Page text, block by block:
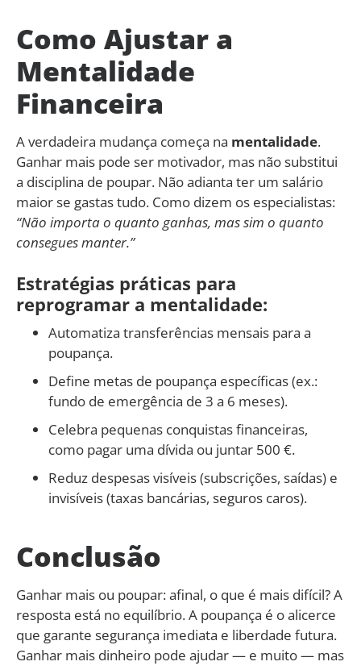
Como Ajustar a
Mentalidade
Financeira
A verdadeira mudança começa na mentalidade.
Ganhar mais pode ser motivador, mas não substitui
a disciplina de poupar. Não adianta ter um salário
maior se gastas tudo. Como dizem os especialistas:
“Não importa o quanto ganhas, mas sim o quanto
consegues manter.”
Estratégias práticas para
reprogramar a mentalidade:
Automatiza transferências mensais para a
poupança.
Define metas de poupança específicas (ex.:
fundo de emergência de 3 a 6 meses).
Celebra pequenas conquistas financeiras,
como pagar uma dívida ou juntar 500 €.
Reduz despesas visíveis (subscrições, saídas) e
invisíveis (taxas bancárias, seguros caros).
Conclusão
Ganhar mais ou poupar: afinal, o que é mais difícil? A
resposta está no equilíbrio. A poupança é o alicerce
que garante segurança imediata e liberdade futura.
Ganhar mais dinheiro pode ajudar — e muito — mas